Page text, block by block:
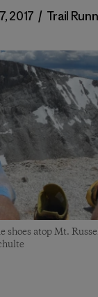
2017 / Trail
shoes atop Mt.